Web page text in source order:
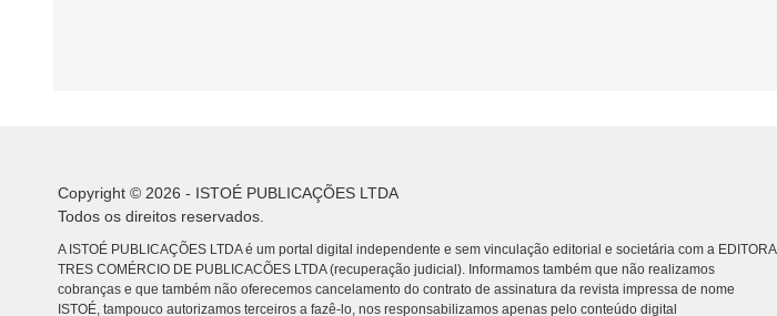
Copyright © 2026 - ISTOÉ PUBLICAÇÕES LTDA
Todos os direitos reservados.
A ISTOÉ PUBLICAÇÕES LTDA é um portal digital independente e sem vinculação editorial e societária com a EDITORA
TRES COMÉRCIO DE PUBLICACÕES LTDA (recuperação judicial). Informamos também que não realizamos
cobranças e que também não oferecemos cancelamento do contrato de assinatura da revista impressa de nome
ISTOÉ, tampouco autorizamos terceiros a fazê-lo, nos responsabilizamos apenas pelo conteúdo digital